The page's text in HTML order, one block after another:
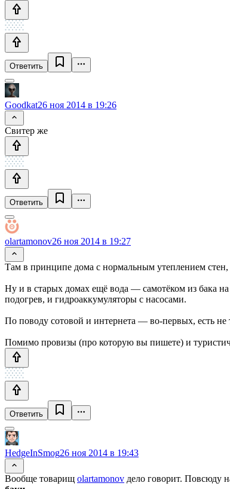
Ответить
Goodkat26 ноя 2014 в 19:26
Свитер же
Ответить
olartamonov26 ноя 2014 в 19:27
Там в принципе дома с нормальным утеплением
Ну и в старых домах ещё вода — самотёком из бака
подогрев, и гидроаккумуляторы с насосами.
По поводу сотовой и интернета — во-первых, есть
Помимо провизы (про которую вы пишете) и
Ответить
HedgeInSmog26 ноя 2014 в 19:43
Вообще товарищ olartamonov дело говорит. Повсюду